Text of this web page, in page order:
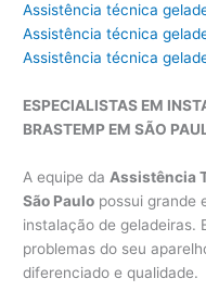
Assistência técnica
Assistência técnica
Assistência técnica
ESPECIALISTAS EM
BRASTEMP EM SÃO
A equipe da Assistência
São Paulo possui grande
instalação de geladeiras.
problemas do seu
diferenciado e qualidade.